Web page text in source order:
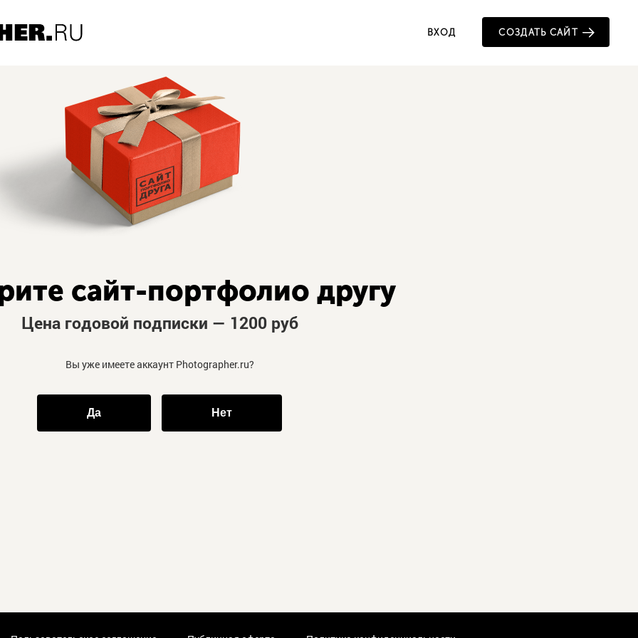
ВХОД СОЗДАТЬ САЙТ
сайт-портфолио другу
Цена годовой подписки — 1200 руб
Вы уже имеете аккаунт Photographer.ru?
Да Нет